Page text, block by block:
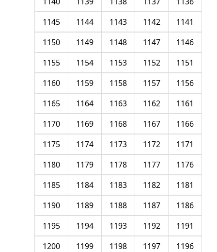
1141
1142
1143
1144
1145
1146
1147
1148
1149
1150
1151
1152
1153
1154
1155
1156
1157
1158
1159
1160
1161
1162
1163
1164
1165
1166
1167
1168
1169
1170
1171
1172
1173
1174
1175
1176
1177
1178
1179
1180
1181
1182
1183
1184
1185
1186
1187
1188
1189
1190
1191
1192
1193
1194
1195
1196
1197
1198
1199
1200